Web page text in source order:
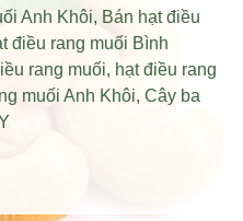
Anh Khôi, Bán hạt điều
điều rang muối Bình
rang muối, hạt điều rang
muối Anh Khôi,Cây ba